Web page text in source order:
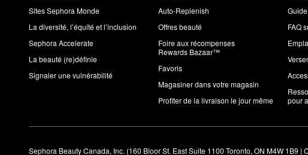
Sites Sephora Monde
La diversité, l’équité et l’inclusion
Sephora Accelerate
La beauté (re)définie
Signaler une vulnérabilité
Auto-Replenish
Offres beauté
Foire aux récompenses
Rewards Bazaar™
Favoris
Magasiner dans votre magasin
Profiter de la livraison le jour même
FAQ
pour
Sephora Beauty Canada, Inc. (160 Bloor St. East Suite 1100 Toronto, ON M4W 1B9